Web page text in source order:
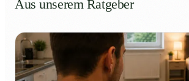
Aus unserem Ratgeber